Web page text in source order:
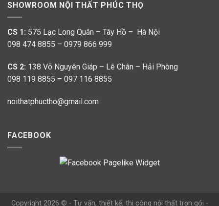
SHOWROOM NỘI THẤT PHÚC THỌ
CS 1: 575 Lạc Long Quân – Tây Hồ – Hà Nội
098 474 8855 – 0979 866 999
CS 2: 138 Võ Nguyên Giáp – Lê Chân – Hải Phòng
098 119 8855 – 097 116 8855
noithatphuctho@gmail.com
FACEBOOK
Copyright 2026 © - Tư vấn, thiết kế, thi công nội thất trọn gói -